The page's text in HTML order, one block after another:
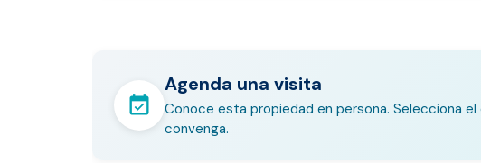
event_available
Agenda una visita
Conoce esta propiedad en persona. Selecciona
convenga.